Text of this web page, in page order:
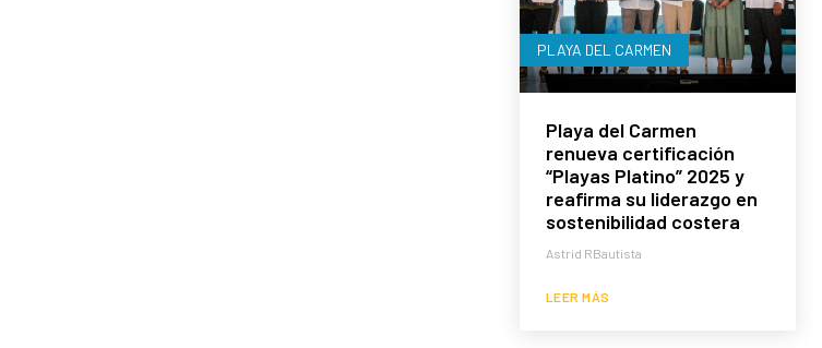
PLAYA DEL CARMEN
Playa del Carmen
renueva certificación
“Playas Platino” 2025 y
reafirma su liderazgo en
sostenibilidad costera
Astrid RBautista
LEER MÁS